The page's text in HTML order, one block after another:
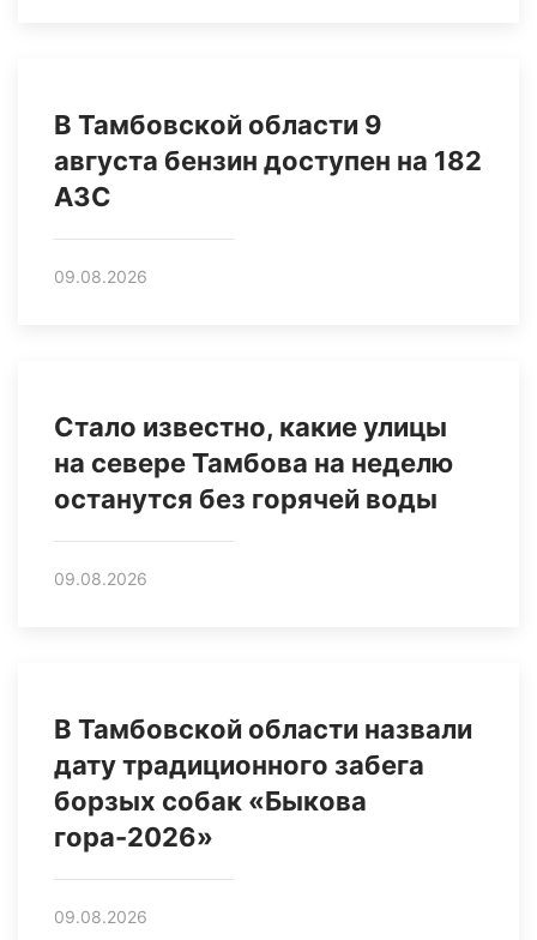
В Тамбовской области 9
августа бензин доступен на 182
АЗС
09.08.2026
Стало известно, какие улицы
на севере Тамбова на неделю
останутся без горячей воды
09.08.2026
В Тамбовской области назвали
дату традиционного забега
борзых собак «Быкова
гора-2026»
09.08.2026